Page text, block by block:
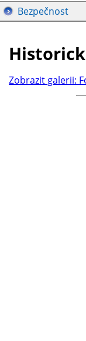
Bezpečnost
Zobrazit galerii: